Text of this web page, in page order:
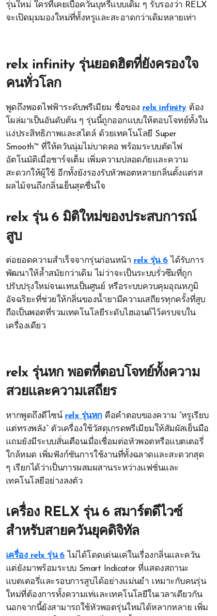
รุ่นใหม่ ใครที่เคยเบื่อควันบุหรี่แบบเดิม ๆ รับรองว่า RELX
จะเปิดมุมมองใหม่ที่ทั้งหรูและสะอาดกว่าเดิมหลายเท่า
relx infinity รุ่นยอดฮิตที่ยังครองใจ
คนทั่วโลก
พูดถึงพอตไฟฟ้าระดับพรีเมียม ชื่อของ relx infinityต้อง
โผล่มาเป็นอันดับต้น ๆ รุ่นนี้ถูกออกแบบให้ตอบโจทย์ทั้งใน
แง่ประสิทธิภาพและสไตล์ ด้วยเทคโนโลยี Super
Smooth™ ที่ให้ควันนุ่มไม่บาดคอ พร้อมระบบตัดไฟ
อัตโนมัติเมื่อชาร์จเต็ม เพิ่มความปลอดภัยและความ
สะดวกให้ผู้ใช้ อีกทั้งยังรองรับหัวพอตหลายกลิ่นตั้งแต่รส
ผลไม้จนถึงกลิ่นเย็นสุดชื่นใจ
relx รุ่น 6 มิติใหม่ของประสบการณ์
สูบ
ต่อยอดความสำเร็จจากรุ่นก่อนหน้า relx รุ่น 6 ได้รับการ
พัฒนาให้ล้ำสมัยกว่าเดิม ไม่ว่าจะเป็นระบบรั่วซึมที่ถูก
ปรับปรุงใหม่จนแทบเป็นศูนย์ หรือระบบควบคุมอุณหภูมิ
อัจฉริยะที่ช่วยให้กลิ่นของน้ำยามีความเสถียรทุกครั้งที่สูบ
ถือเป็นพอตที่รวมเทคโนโลยีระดับไฮเอนด์ไว้ครบจบใน
เครื่องเดียว
relx รุ่นหก พอตที่ตอบโจทย์ทั้งความ
สวยและความเสถียร
หากพูดถึงดีไซน์ relx รุ่นหกคือคำตอบของความ “หรูเรียบ
แต่ทรงพลัง” ตัวเครื่องใช้วัสดุเกรดพรีเมียมให้สัมผัสเย็นมือ
แถมยังมีระบบสั่นเตือนเมื่อเชื่อมต่อหัวพอตหรือแบตเตอรี่
ใกล้หมด เพิ่มฟังก์ชันการใช้งานที่ทั้งฉลาดและสะดวกสุด
ๆ เรียกได้ว่าเป็นการผสมผสานระหว่างแฟชั่นและ
เทคโนโลยีอย่างลงตัว
เครื่อง RELX รุ่น 6 สมาร์ตดีไวซ์
สำหรับสายควันยุคดิจิทัล
เครื่อง relx รุ่น 6 ไม่ได้โดดเด่นแค่ในเรื่องกลิ่นและควัน
แต่ยังมาพร้อมระบบ Smart Indicator ที่แสดงสถานะ
แบตเตอรี่และรอบการสูบได้อย่างแม่นยำ เหมาะกับคนรุ่น
ใหม่ที่ต้องการทั้งความเท่และเทคโนโลยีในเวลาเดียวกัน
นอกจากนี้ยังสามารถใช้หัวพอตรุ่นใหม่ได้หลากหลาย เพิ่ม